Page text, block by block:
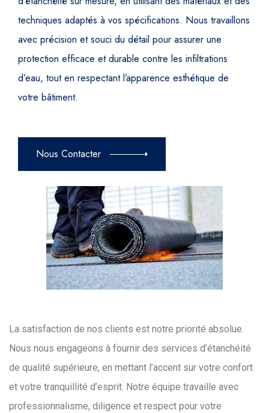
techniques adaptés à vos spécifications. Nous travaillons
avec précision et souci du détail pour assurer une
protection efficace et durable contre les infiltrations
d’eau, tout en respectant l’apparence esthétique de
votre bâtiment.
Nous Contacter
La satisfaction de nos clients est notre priorité absolue.
Nous nous engageons à fournir des services d’étanchéité
de qualité supérieure, en mettant l’accent sur votre confort
et votre tranquillité d’esprit. Notre équipe travaille avec
professionnalisme, diligence et respect pour votre